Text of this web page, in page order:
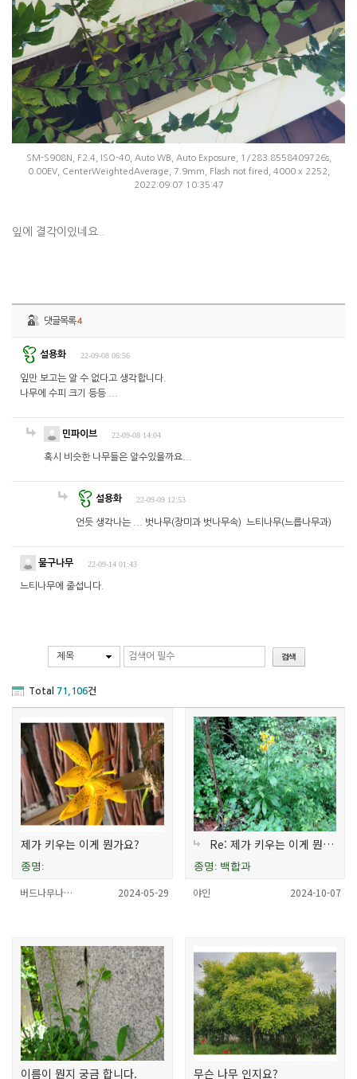
SM-S908N, F2.4, ISO-40, Auto WB, Auto Exposure, 1/283.8558409726s,
0.00EV, CenterWeightedAverage, 7.9mm, Flash not fired, 4000 x 2252,
2022:09:07 10:35:47
잎에 결각이있네요..
댓글목록4
설용화 22-09-08 06:56
잎만 보고는 알 수 없다고 생각합니다.
나무에 수피 크기 등등 ...
민파이브 22-09-08 14:04
혹시 비슷한 나무들은 알수있을까요...
설용화 22-09-09 12:53
언듯 생각나는 ... 벗나무(장미과 벗나무속) 느티나무(느릅나무과)
물구나무 22-09-14 01:43
느티나무에 줄섭니다.
제목
Total 71,106건
제가 키우는 이게 뭔가요?
종명:
버드나무나… 2024-05-29
Re: 제가 키우는 이게 뭔가요?
종명: 백합과
야인 2024-10-07
이름이 뭔지 궁금 합니다. 무슨 나무 인지요?